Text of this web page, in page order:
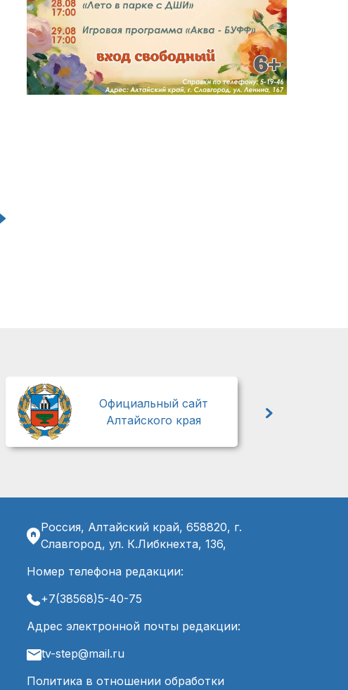
Официальный сайт
Алтайского края
Россия, Алтайский край, 658820, г.
Славгород, ул. К.Либкнехта, 136,
Номер телефона редакции:
+7(38568)5-40-75
Адрес электронной почты редакции:
tv-step@mail.ru
Политика в отношении обработки